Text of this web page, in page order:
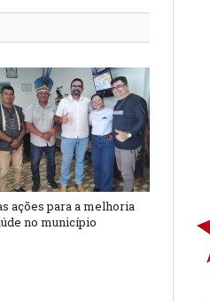
ações para a melhoria
no município